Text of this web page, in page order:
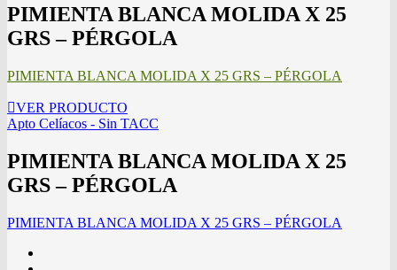
PIMIENTA BLANCA MOLIDA X 25
GRS – PÉRGOLA
PIMIENTA BLANCA MOLIDA X 25 GRS – PÉRGOLA
VER PRODUCTO
Apto Celíacos - Sin TACC
PIMIENTA BLANCA MOLIDA X 25
GRS – PÉRGOLA
PIMIENTA BLANCA MOLIDA X 25 GRS – PÉRGOLA